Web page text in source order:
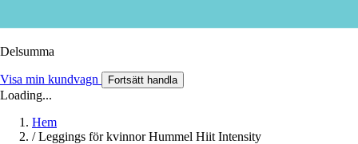
Delsumma
Visa min kundvagn Fortsätt handla
Loading...
Hem
/ Leggings för kvinnor Hummel Hiit Intensity